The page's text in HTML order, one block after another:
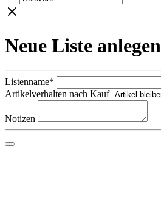
Neue Liste anlegen
Listenname*
Artikelverhalten nach Kauf
Notizen